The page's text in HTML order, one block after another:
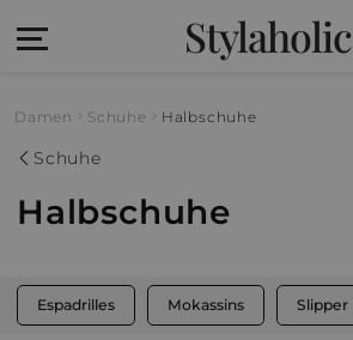
Stylaholic
Damen Schuhe Halbschuhe
Schuhe
Halbschuhe
Espadrilles Mokassins Slipper